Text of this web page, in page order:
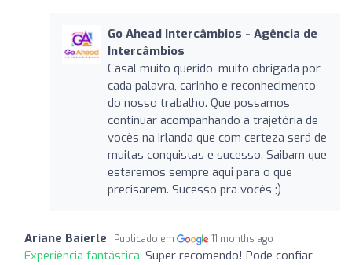
Go Ahead Intercâmbios - Agência de
Intercâmbios
Casal muito querido, muito obrigada por
cada palavra, carinho e reconhecimento
do nosso trabalho. Que possamos
continuar acompanhando a trajetória de
vocês na Irlanda que com certeza será de
muitas conquistas e sucesso. Saibam que
estaremos sempre aqui para o que
precisarem. Sucesso pra vocês ;)
Ariane Baierle Publicado em 11 months ago
Experiência fantástica: Super recomendo! Pode confiar